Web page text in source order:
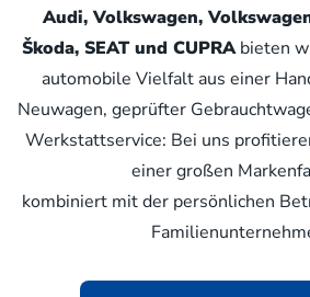
Audi, Volkswagen,
Škoda, SEAT und CUPRAbieten
automobile Vielfalt aus einer
Neuwagen, geprüfter
Werkstattservice: Bei uns
einer großen
kombiniert mit der persönlichen